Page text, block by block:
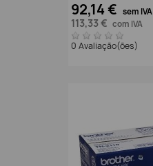
92,14 € sem IVA
113,33 € com IVA
0 Avaliação(ões)